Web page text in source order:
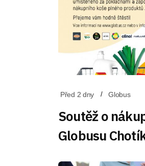
Před 2 dny Globus
Soutěž o
Globusu